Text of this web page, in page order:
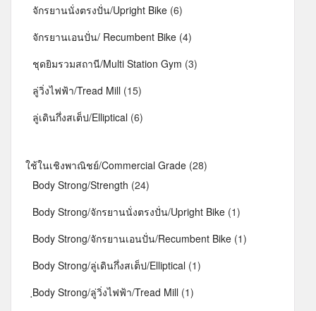
จักรยานนั่งตรงปั่น/Upright Bike (6)
จักรยานเอนปั่น/ Recumbent Bike (4)
ชุดยิมรวมสถานี/Multi Station Gym (3)
ลู่วิ่งไฟฟ้า/Tread Mill (15)
ลู่เดินกึ่งสเต็ป/Elliptical (6)
ใช้ในเชิงพาณิชย์/Commercial Grade (28)
Body Strong/Strength (24)
Body Strong/จักรยานนั่งตรงปั่น/Upright Bike (1)
Body Strong/จักรยานเอนปั่น/Recumbent Bike (1)
Body Strong/ลู่เดินกึ่งสเต็ป/Elliptical (1)
ฺBody Strong/ลู่วิ่งไฟฟ้า/Tread Mill (1)